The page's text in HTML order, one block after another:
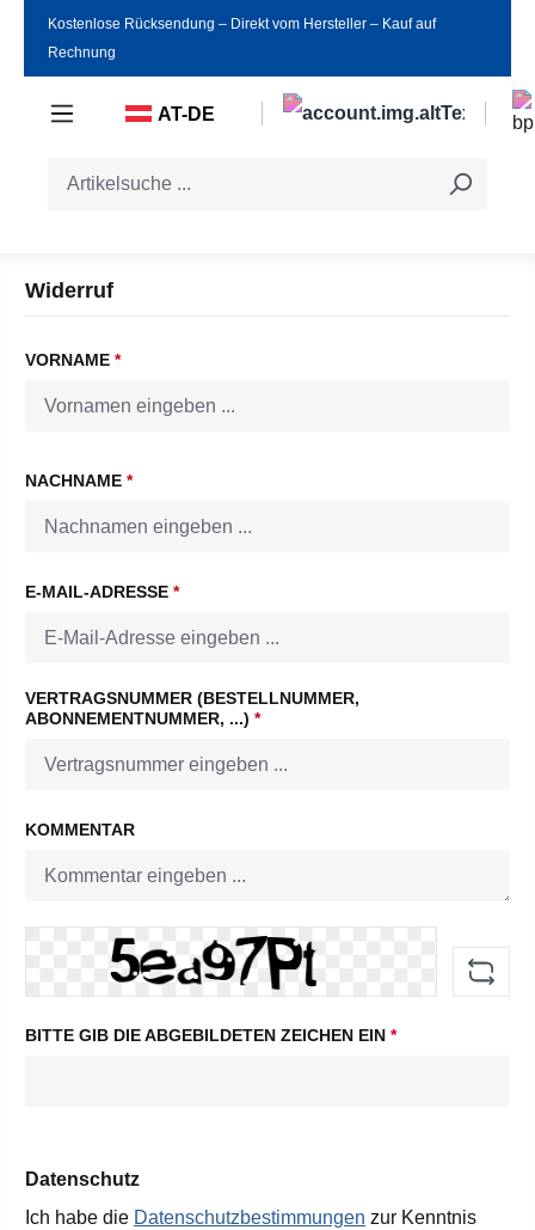
Zum Hauptinhalt springen
Kostenlose Rücksendung ‒ Direkt vom Hersteller ‒ Kauf auf
Rechnung
AT-DE
Widerruf
VORNAME *
NACHNAME *
E-MAIL-ADRESSE *
VERTRAGSNUMMER (BESTELLNUMMER,
ABONNEMENTNUMMER, ...) *
KOMMENTAR
BITTE GIB DIE ABGEBILDETEN ZEICHEN EIN *
Datenschutz
Ich habe die Datenschutzbestimmungen zur Kenntnis